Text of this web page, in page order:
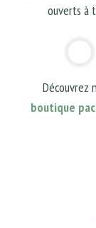
ouverts à
Découvrez
boutique